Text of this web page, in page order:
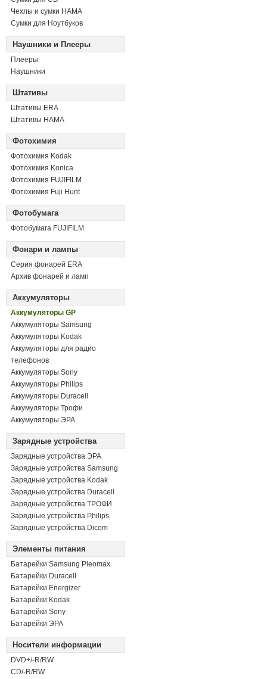
Чехлы и сумки HAMA
Сумки для Ноутбуков
Наушники и Плееры
Плееры
Наушники
Штативы
Штативы ERA
Штативы HAMA
Фотохимия
Фотохимия Kodak
Фотохимия Konica
Фотохимия FUJIFILM
Фотохимия Fuji Hunt
Фотобумага
Фотобумага FUJIFILM
Фонари и лампы
Серия фонарей ERA
Архив фонарей и ламп
Аккумуляторы
Аккумуляторы GP
Аккумуляторы Samsung
Аккумуляторы Kodak
Аккумуляторы для радио
телефонов
Аккумуляторы Sony
Аккумуляторы Philips
Аккумуляторы Duracell
Аккумуляторы Трофи
Аккумуляторы ЭРА
Зарядные устройства
Зарядные устройства ЭРА
Зарядные устройства Samsung
Зарядные устройства Kodak
Зарядные устройства Duracell
Зарядные устройства ТРОФИ
Зарядные устройства Philips
Зарядные устройства Dicom
Элементы питания
Батарейки Samsung Pleomax
Батарейки Duracell
Батарейки Energizer
Батарейки Kodak
Батарейки Sony
Батарейки ЭРА
Носители информации
DVD+/-R/RW
СD/-R/RW